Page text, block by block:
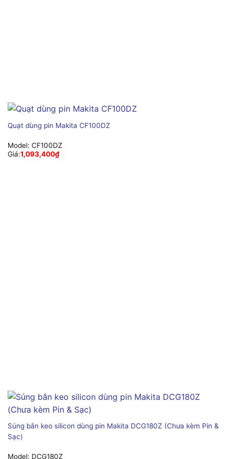
Quạt dùng pin Makita CF100DZ
Model: CF100DZ
Giá:1,093,400₫
Súng bắn keo silicon dùng pin Makita DCG180Z (Chưa kèm Pin &
Sạc)
Model: DCG180Z